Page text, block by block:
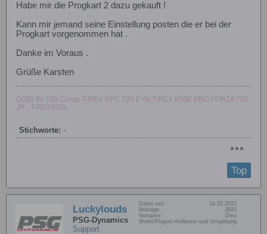
Habe mir die Progkart 2 dazu gekauft !
Kann mir jemand seine Einstellung posten die er bei der
Progkart vorgenommen hat .
Danke im Voraus .
Grüße Karsten
GOBLIN-700-Comp-T-REX DFC 700 E+N,T-REX 800E PRO,FORZA 700
JR , T-REX450L
Stichworte: -
Top
Luckylouds
PSG-Dynamics
Support
Dabei seit:
14.02.2010
Beiträge:
3023
Vorname:
Dino
Wohn/Flugort: Heilbronn und Umgebung